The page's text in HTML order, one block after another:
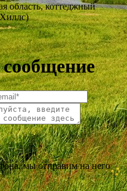
область, коттеджный
мы отправим на него